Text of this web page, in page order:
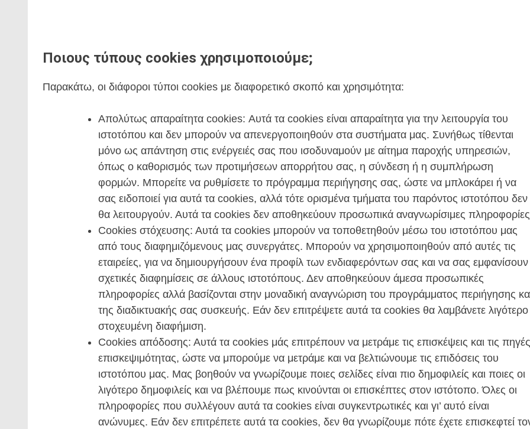
Ποιους τύπους cookies χρησιμοποιούμε;
Παρακάτω, οι διάφοροι τύποι cookies με διαφορετικό σκοπό και χρησιμότητα:
Απολύτως απαραίτητα cookies: Αυτά τα cookies είναι απαραίτητα για την λειτουργία του
ιστοτόπου και δεν μπορούν να απενεργοποιηθούν στα συστήματα μας. Συνήθως τίθενται
μόνο ως απάντηση στις ενέργειές σας που ισοδυναμούν με αίτημα παροχής υπηρεσιών,
όπως ο καθορισμός των προτιμήσεων απορρήτου σας, η σύνδεση ή η συμπλήρωση
φορμών. Μπορείτε να ρυθμίσετε το πρόγραμμα περιήγησης σας, ώστε να μπλοκάρει ή να
σας ειδοποιεί για αυτά τα cookies, αλλά τότε ορισμένα τμήματα του παρόντος ιστοτόπου δεν
θα λειτουργούν. Αυτά τα cookies δεν αποθηκεύουν προσωπικά αναγνωρίσιμες
Cookies στόχευσης: Αυτά τα cookies μπορούν να τοποθετηθούν μέσω του ιστοτόπου μας
από τους διαφημιζόμενους μας συνεργάτες. Μπορούν να χρησιμοποιηθούν από αυτές τις
εταιρείες, για να δημιουργήσουν ένα προφίλ των ενδιαφερόντων σας και να σας εμφανίσουν
σχετικές διαφημίσεις σε άλλους ιστοτόπους. Δεν αποθηκεύουν άμεσα προσωπικές
πληροφορίες αλλά βασίζονται στην μοναδική αναγνώριση του προγράμματος περιήγησης
της διαδικτυακής σας συσκευής. Εάν δεν επιτρέψετε αυτά τα cookies θα λαμβάνετε λιγότερο
στοχευμένη διαφήμιση.
Cookies απόδοσης: Αυτά τα cookies μάς επιτρέπουν να μετράμε τις επισκέψεις και τις πηγές
επισκεψιμότητας, ώστε να μπορούμε να μετράμε και να βελτιώνουμε τις επιδόσεις του
ιστοτόπου μας. Μας βοηθούν να γνωρίζουμε ποιες σελίδες είναι πιο δημοφιλείς και ποιες οι
λιγότερο δημοφιλείς και να βλέπουμε πως κινούνται οι επισκέπτες στον ιστότοπο. Όλες οι
πληροφορίες που συλλέγουν αυτά τα cookies είναι συγκεντρωτικές και γι’ αυτό είναι
ανώνυμες. Εάν δεν επιτρέπετε αυτά τα cookies, δεν θα γνωρίζουμε πότε έχετε επισκεφτεί